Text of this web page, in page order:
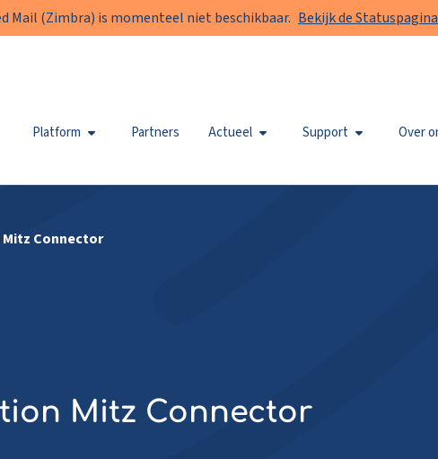
Mail (Zimbra) is momenteel niet beschikbaar. Bekijk de
Platform Partners Actueel Support Over
Connector
Mitz Connector